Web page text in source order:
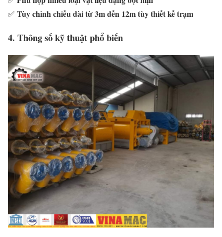
✅ Tùychỉnhchiềudàitừ3mđến 12mtùythiếtkếtrạm
4. Thôngsốkỹthuậtphổbiến